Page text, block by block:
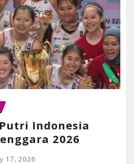
Indonesia
2026
17, 2026